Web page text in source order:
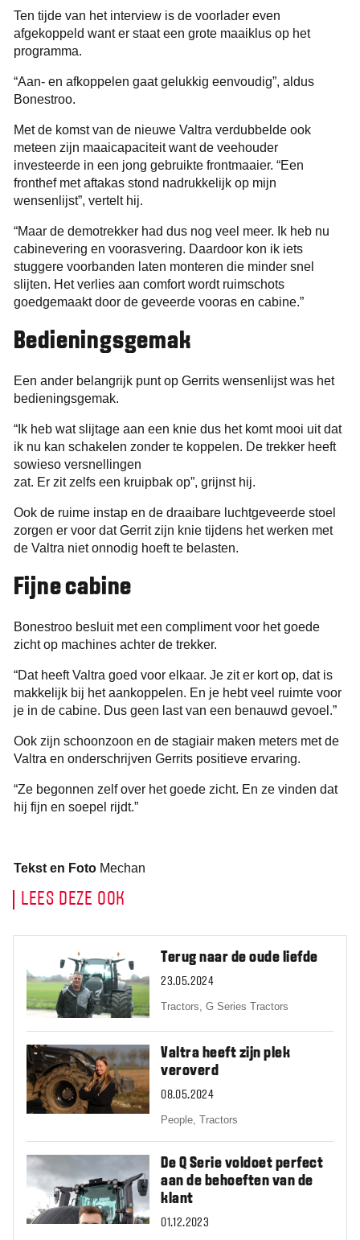
Ten tijde van het interview is de voorlader even
afgekoppeld want er staat een grote maaiklus op het
programma.
“Aan- en afkoppelen gaat gelukkig eenvoudig”, aldus
Bonestroo.
Met de komst van de nieuwe Valtra verdubbelde ook
meteen zijn maaicapaciteit want de veehouder
investeerde in een jong gebruikte frontmaaier. “Een
fronthef met aftakas stond nadrukkelijk op mijn
wensenlijst”, vertelt hij.
“Maar de demotrekker had dus nog veel meer. Ik heb nu
cabinevering en voorasvering. Daardoor kon ik iets
stuggere voorbanden laten monteren die minder snel
slijten. Het verlies aan comfort wordt ruimschots
goedgemaakt door de geveerde vooras en cabine.”
Bedieningsgemak
Een ander belangrijk punt op Gerrits wensenlijst was het
bedieningsgemak.
“Ik heb wat slijtage aan een knie dus het komt mooi uit dat
ik nu kan schakelen zonder te koppelen. De trekker heeft
sowieso versnellingen
zat. Er zit zelfs een kruipbak op”, grijnst hij.
Ook de ruime instap en de draaibare luchtgeveerde stoel
zorgen er voor dat Gerrit zijn knie tijdens het werken met
de Valtra niet onnodig hoeft te belasten.
Fijne cabine
Bonestroo besluit met een compliment voor het goede
zicht op machines achter de trekker.
“Dat heeft Valtra goed voor elkaar. Je zit er kort op, dat is
makkelijk bij het aankoppelen. En je hebt veel ruimte voor
je in de cabine. Dus geen last van een benauwd gevoel.”
Ook zijn schoonzoon en de stagiair maken meters met de
Valtra en onderschrijven Gerrits positieve ervaring.
“Ze begonnen zelf over het goede zicht. En ze vinden dat
hij fijn en soepel rijdt.”
Tekst en FotoMechan
LEES DEZE OOK
Terug naar de oude liefde
23.05.2024
Tractors,G Series Tractors
Valtra heeft zijn plek
veroverd
08.05.2024
People,Tractors
De Q Serie voldoet perfect
aan de behoeften van de
klant
01.12.2023